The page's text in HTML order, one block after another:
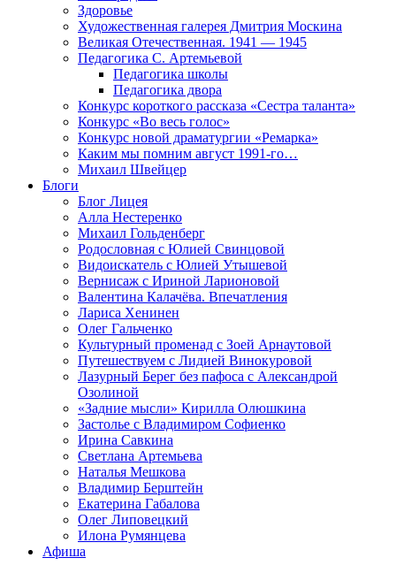
Здоровье
Художественная галерея Дмитрия Москина
Великая Отечественная. 1941 — 1945
Педагогика С. Артемьевой
Педагогика школы
Педагогика двора
Конкурс короткого рассказа «Сестра таланта»
Конкурс «Во весь голос»
Конкурс новой драматургии «Ремарка»
Каким мы помним август 1991-го…
Михаил Швейцер
Блоги
Блог Лицея
Алла Нестеренко
Михаил Гольденберг
Родословная с Юлией Свинцовой
Видоискатель с Юлией Утышевой
Вернисаж с Ириной Ларионовой
Валентина Калачёва. Впечатления
Лариса Хенинен
Олег Гальченко
Культурный променад с Зоей Арнаутовой
Путешествуем с Лидией Винокуровой
Лазурный Берег без пафоса с Александрой
Озолиной
«Задние мысли» Кирилла Олюшкина
Застолье с Владимиром Софиенко
Ирина Савкина
Светлана Артемьева
Наталья Мешкова
Владимир Берштейн
Екатерина Габалова
Олег Липовецкий
Илона Румянцева
Афиша